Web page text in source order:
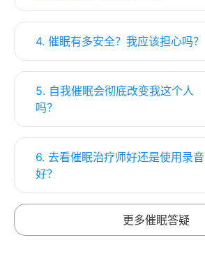
4. 催眠有多安全？我应该担心吗？
5. 自我催眠会彻底改变我这个人
吗？
6. 去看催眠治疗师好还是使用录音
好？
更多催眠答疑